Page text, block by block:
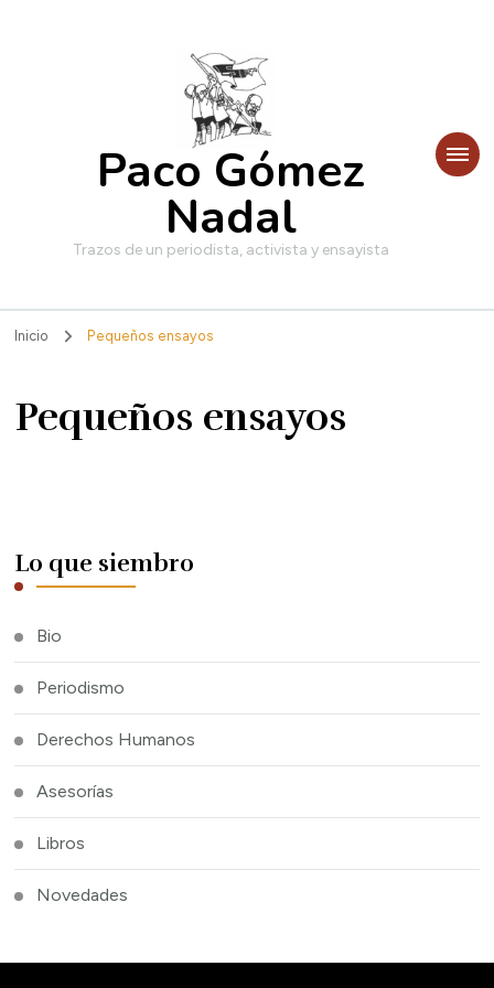
Paco Gómez
Nadal
Trazos de un periodista, activista y ensayista
Inicio Pequeños ensayos
Pequeños ensayos
Lo que siembro
Bio
Periodismo
Derechos Humanos
Asesorías
Libros
Novedades